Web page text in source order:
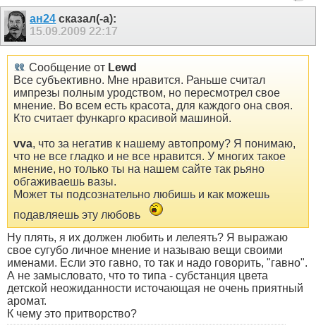
ан24 сказал(-а):
15.09.200922:17
Сообщение от Lewd
Все субъективно. Мне нравится. Раньше считал
импрезы полным уродством, но пересмотрел свое
мнение. Во всем есть красота, для каждого она своя.
Кто считает функарго красивой машиной.
vva, что за негатив к нашему автопрому? Я понимаю,
что не все гладко и не все нравится. У многих такое
мнение, но только ты на нашем сайте так рьяно
обгаживаешь вазы.
Может ты подсознательно любишь и как можешь
подавляешь эту любовь
Ну плять, я их должен любить и лелеять? Я выражаю
свое сугубо личное мнение и называю вещи своими
именами. Если это гавно, то так и надо говорить, "гавно".
А не замысловато, что то типа - субстанция цвета
детской неожиданности источающая не очень приятный
аромат.
К чему это притворство?